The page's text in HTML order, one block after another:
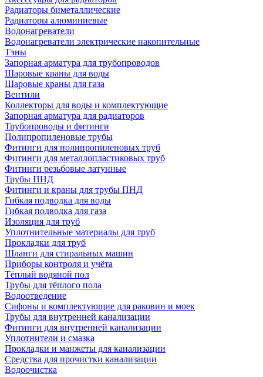
Радиаторы биметаллические
Радиаторы алюминиевые
Водонагреватели
Водонагреватели электрические накопительные
Тэны
Запорная арматура для трубопроводов
Шаровые краны для воды
Шаровые краны для газа
Вентили
Коллекторы для воды и комплектующие
Запорная арматура для радиаторов
Трубопроводы и фитинги
Полипропиленовые трубы
Фитинги для полипропиленовых труб
Фитинги для металлопластиковых труб
Фитинги резьбовые латунные
Трубы ПНД
Фитинги и краны для трубы ПНД
Гибкая подводка для воды
Гибкая подводка для газа
Изоляция для труб
Уплотнительные материалы для труб
Прокладки для труб
Шланги для стиральных машин
Приборы контроля и учёта
Тёплый водяной пол
Трубы для тёплого пола
Водоотведение
Сифоны и комплектующие для раковин и моек
Трубы для внутренней канализации
Фитинги для внутренней канализации
Уплотнители и смазка
Прокладки и манжеты для канализации
Средства для прочистки канализации
Водоочистка